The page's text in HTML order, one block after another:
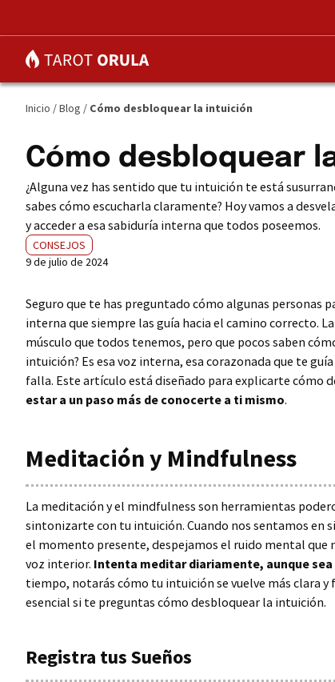
Inicio /Blog / Cómo desbloquear la intuición
Cómo desbloquear
¿Alguna vez has sentido que tu intuición te está
sabes cómo escucharla claramente? Hoy vamos a
y acceder a esa sabiduría interna que todos poseemos.
CONSEJOS
9 de julio de 2024
Seguro que te has preguntado cómo algunas personas
interna que siempre las guía hacia el camino correcto.
músculo que todos tenemos, pero que pocos saben
intuición? Es esa voz interna, esa corazonada que te
falla. Este artículo está diseñado para explicarte cómo
estar a un paso más de conocerte a ti mismo.
Meditación y Mindfulness
La meditación y el mindfulness son herramientas
sintonizarte con tu intuición. Cuando nos sentamos en
el momento presente, despejamos el ruido mental que
voz interior. Intenta meditar diariamente, aunque
tiempo, notarás cómo tu intuición se vuelve más clara y
esencial si te preguntas cómo desbloquear la intuición.
Registra tus Sueños